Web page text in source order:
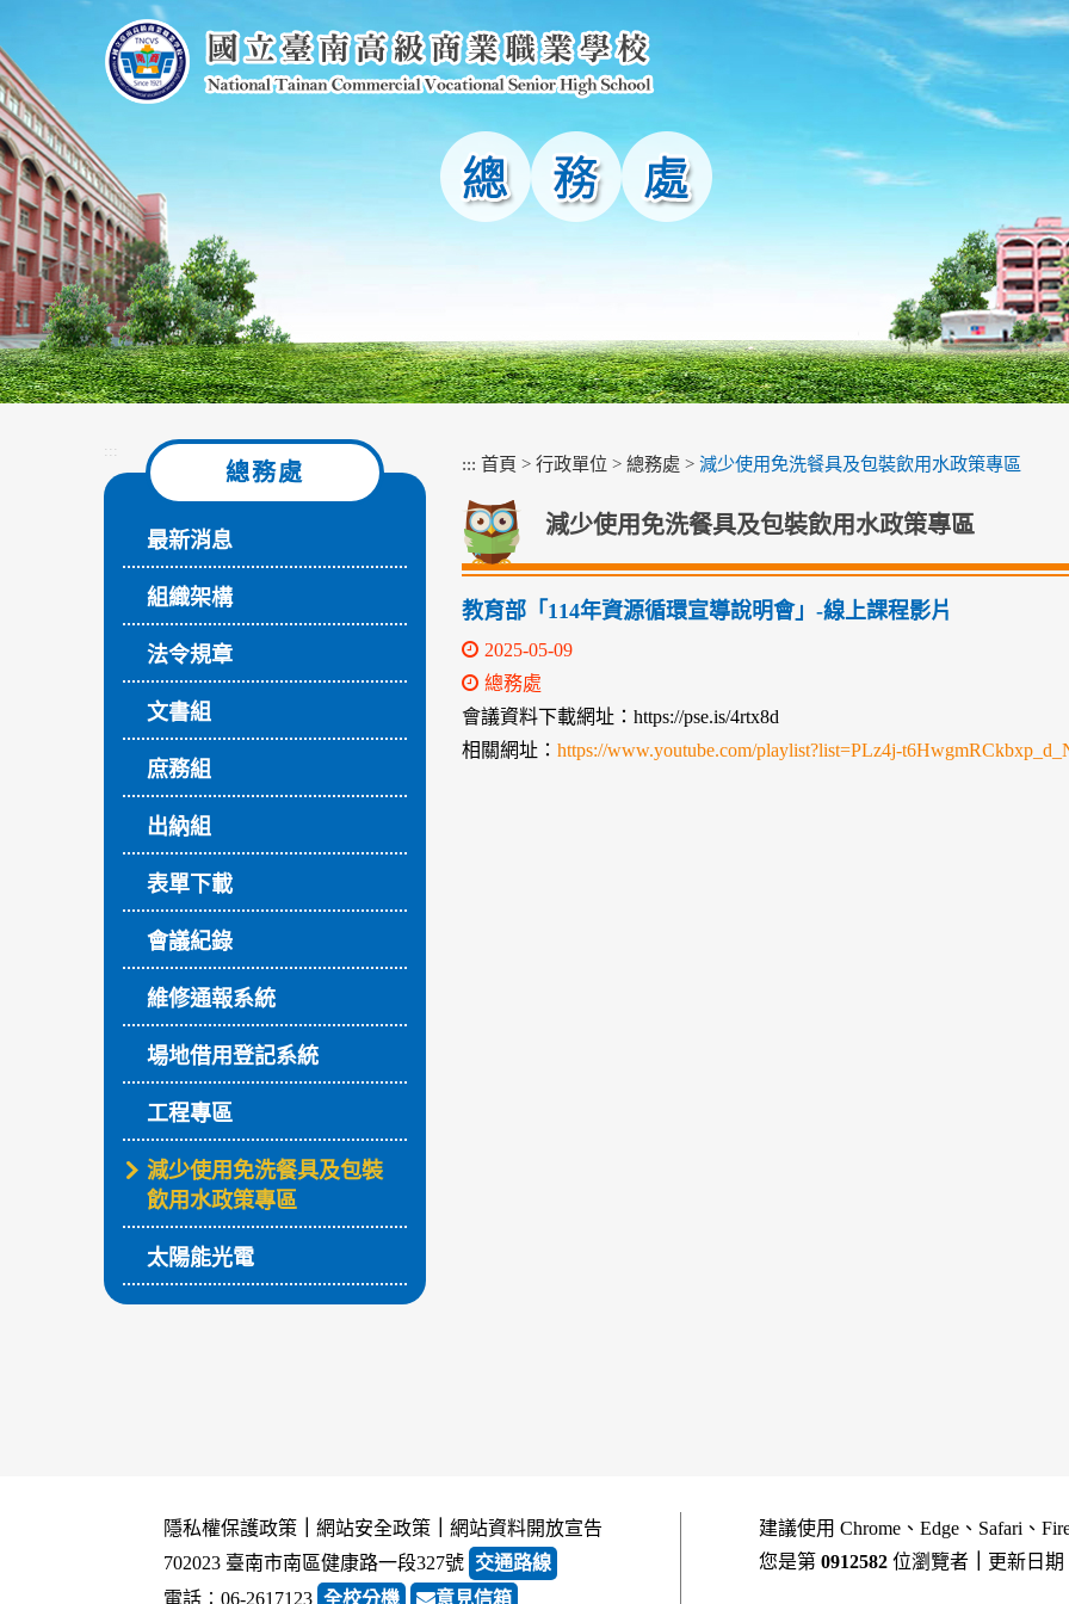
主
要
內
容
區
塊
:::
總務處
最新消息
組織架構
法令規章
文書組
庶務組
出納組
表單下載
會議紀錄
維修通報系統
場地借用登記系統
工程專區
減少使用免洗餐具及包裝
飲用水政策專區
太陽能光電
::: 首頁 > 行政單位 > 總務處 > 減少使用免洗餐具及包裝飲用水政策專區
減少使用免洗餐具及包裝飲用水政策專區
教育部「114年資源循環宣導說明會」-線上課程影片
2025-05-09
總務處
會議資料下載網址：https://pse.is/4rtx8d
相關網址： https://www.youtube.com/playlist?list=PLz4j-
隱私權保護政策 網站安全政策
網站資料開放宣告
702023 臺南市南區健康路一段327號 交通路線
電話︰06-2617123 全校分機 意見信箱
建議使用 Chrome、Edge、Safari、
您是第 0912582 位瀏覽者 更新日期